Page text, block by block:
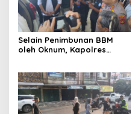
Selain Penimbunan BBM
oleh Oknum, Kapolres
Niaga Bungkam